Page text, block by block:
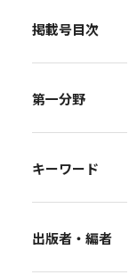
掲載号目次
第一分野
キーワード
出版者・編者